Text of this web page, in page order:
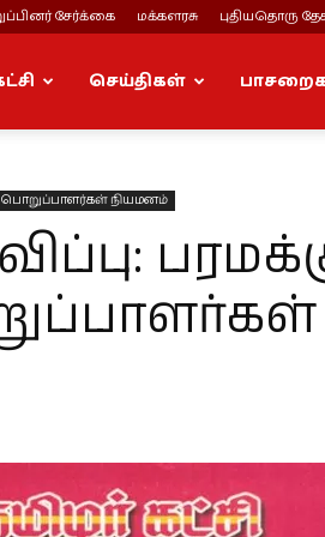
சேர்க்கை மக்களரசு புதியதொரு
செய்திகள்
பொறுப்பாளர்கள் நியமனம்